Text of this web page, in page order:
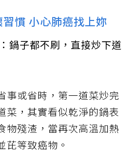
慣 小心肺癌找上妳
鍋子都不刷，直接炒下道
事或省時，第一道菜炒完
菜，其實看似乾淨的鍋表
物殘渣，當再次高溫加熱
芘等致癌物。